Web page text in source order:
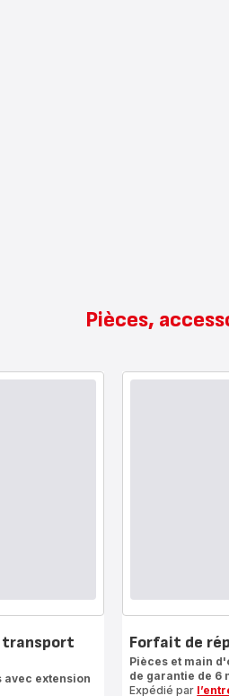
Pièces,
transport
extension
Forfait de
Pièces et main
de garantie de 6
Expédié par